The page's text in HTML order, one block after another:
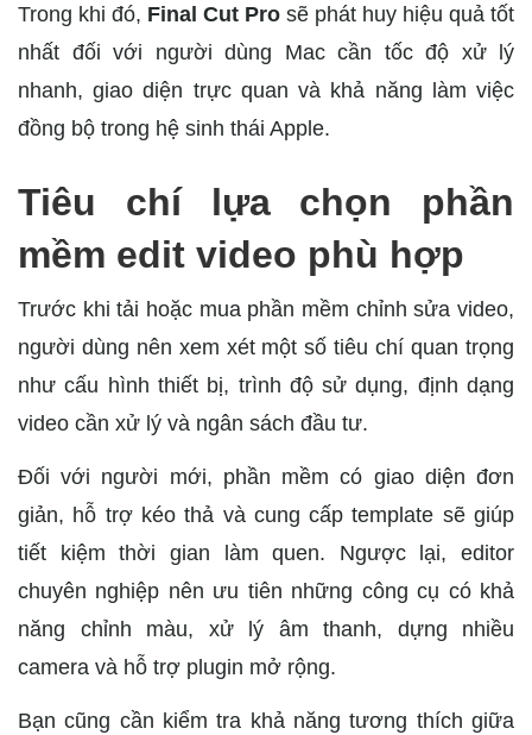
Trong khi đó, Final Cut Pro sẽ phát huy hiệu quả tốt
nhất đối với người dùng Mac cần tốc độ xử lý
nhanh, giao diện trực quan và khả năng làm việc
đồng bộ trong hệ sinh thái Apple.
Tiêu chí lựa chọn phần
mềm edit video phù hợp
Trước khi tải hoặc mua phần mềm chỉnh sửa video,
người dùng nên xem xét một số tiêu chí quan trọng
như cấu hình thiết bị, trình độ sử dụng, định dạng
video cần xử lý và ngân sách đầu tư.
Đối với người mới, phần mềm có giao diện đơn
giản, hỗ trợ kéo thả và cung cấp template sẽ giúp
tiết kiệm thời gian làm quen. Ngược lại, editor
chuyên nghiệp nên ưu tiên những công cụ có khả
năng chỉnh màu, xử lý âm thanh, dựng nhiều
camera và hỗ trợ plugin mở rộng.
Bạn cũng cần kiểm tra khả năng tương thích giữa